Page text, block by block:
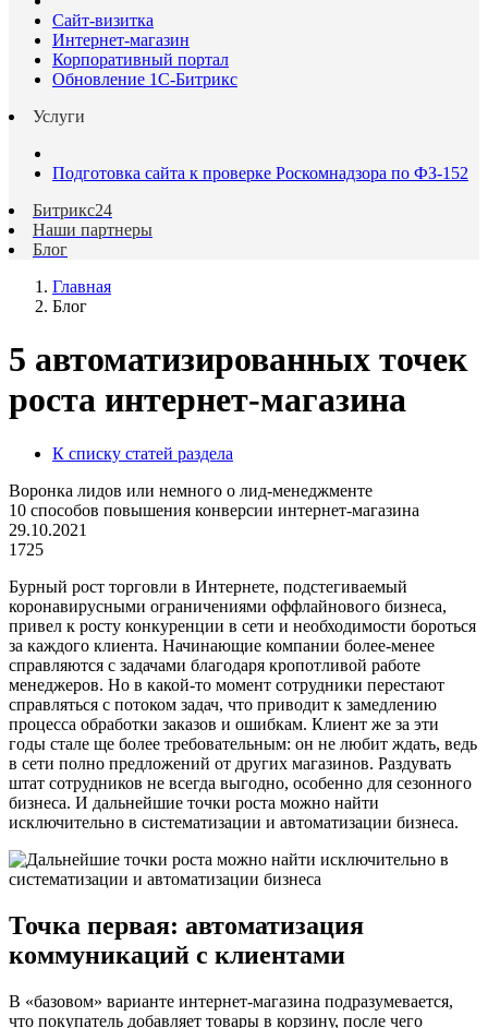
Сайт-визитка
Интернет-магазин
Корпоративный портал
Обновление 1С-Битрикс
Услуги
Подготовка сайта к проверке Роскомнадзора по ФЗ-152
Битрикс24
Наши партнеры
Блог
Главная
Блог
5 автоматизированных точек
роста интернет-магазина
К списку статей раздела
Воронка лидов или немного о лид-менеджменте
10 способов повышения конверсии интернет-магазина
29.10.2021
1725
Бурный рост торговли в Интернете, подстегиваемый
коронавирусными ограничениями оффлайнового бизнеса,
привел к росту конкуренции в сети и необходимости бороться
за каждого клиента. Начинающие компании более-менее
справляются с задачами благодаря кропотливой работе
менеджеров. Но в какой-то момент сотрудники перестают
справляться с потоком задач, что приводит к замедлению
процесса обработки заказов и ошибкам. Клиент же за эти
годы стале ще более требовательным: он не любит ждать, ведь
в сети полно предложений от других магазинов. Раздувать
штат сотрудников не всегда выгодно, особенно для сезонного
бизнеса. И дальнейшие точки роста можно найти
исключительно в систематизации и автоматизации бизнеса.
Точка первая: автоматизация
коммуникаций с клиентами
В «базовом» варианте интернет-магазина подразумевается,
что покупатель добавляет товары в корзину, после чего